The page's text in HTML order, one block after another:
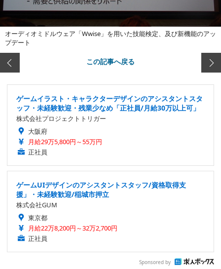
オーディオミドルウェア「Wwise」を用いた技能検定、及び新機能のアッ
プデート
この記事へ戻る
ゲームイラスト・キャラクターデザインのアシスタントスタ
ッフ・未経験歓迎・残業少なめ「正社員/月給30万以上可」
株式会社プロジェクトトリガー
大阪府
月給29万5,800円～55万円
正社員
ゲームUIデザインのアシスタントスタッフ/資格取得支
援」・未経験歓迎/稲城市押立
株式会社GUM
東京都
月給22万8,200円～32万2,700円
正社員
Sponsored by